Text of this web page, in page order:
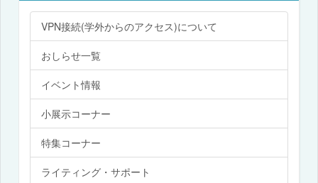
VPN接続(学外からのアクセス)について
おしらせ一覧
イベント情報
小展示コーナー
特集コーナー
ライティング・サポート